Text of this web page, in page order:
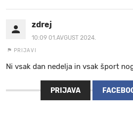
zdrej
10:09 01.AVGUST 2024.
PRIJAVI
Ni vsak dan nedelja in vsak šport
PRIJAVA